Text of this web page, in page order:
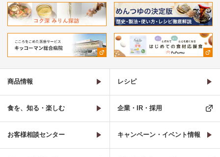
商品情報 レシピ
食を、知る・楽しむ 企業・IR・採用
お客様相談センター キャンペーン・イベント情報